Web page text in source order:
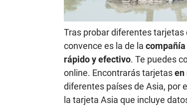
Tras probar diferentes tarjetas
convence es la de la
rápido y efectivo. Te puedes
online. Encontrarás tarjetasen
diferentes países de Asia, por
la tarjeta Asia que incluye